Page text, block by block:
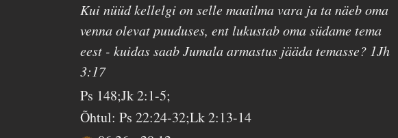
Kui nüüd kellelgi on selle maailma vara ja ta näeb oma
venna olevat puuduses, ent lukustab oma südame tema
eest - kuidas saab Jumala armastus jääda temasse? 1Jh
3:17
Ps 148;Jk 2:1-5;
Õhtul: Ps 22:24-32;Lk 2:13-14